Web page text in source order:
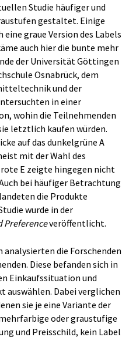
Studie häufiger und
gestaltet. Einige
graue Version des Labels
auch hier die bunte mehr
der Universität Göttingen
Osnabrück, dem
und der
in einer
wohin die Teilnehmenden
letztlich kaufen würden.
auf das dunkelgrüne A
mit der Wahl des
E zeigte hingegen nicht
bei häufiger Betrachtung
die Produkte
wurde in der
Preferenceveröffentlicht.
analysierten die Forschenden
Diese befanden sich in
Einkaufssituation und
auswählen. Dabei verglichen
sie je eine Variante der
oder graustufige
und Preisschild, kein Label